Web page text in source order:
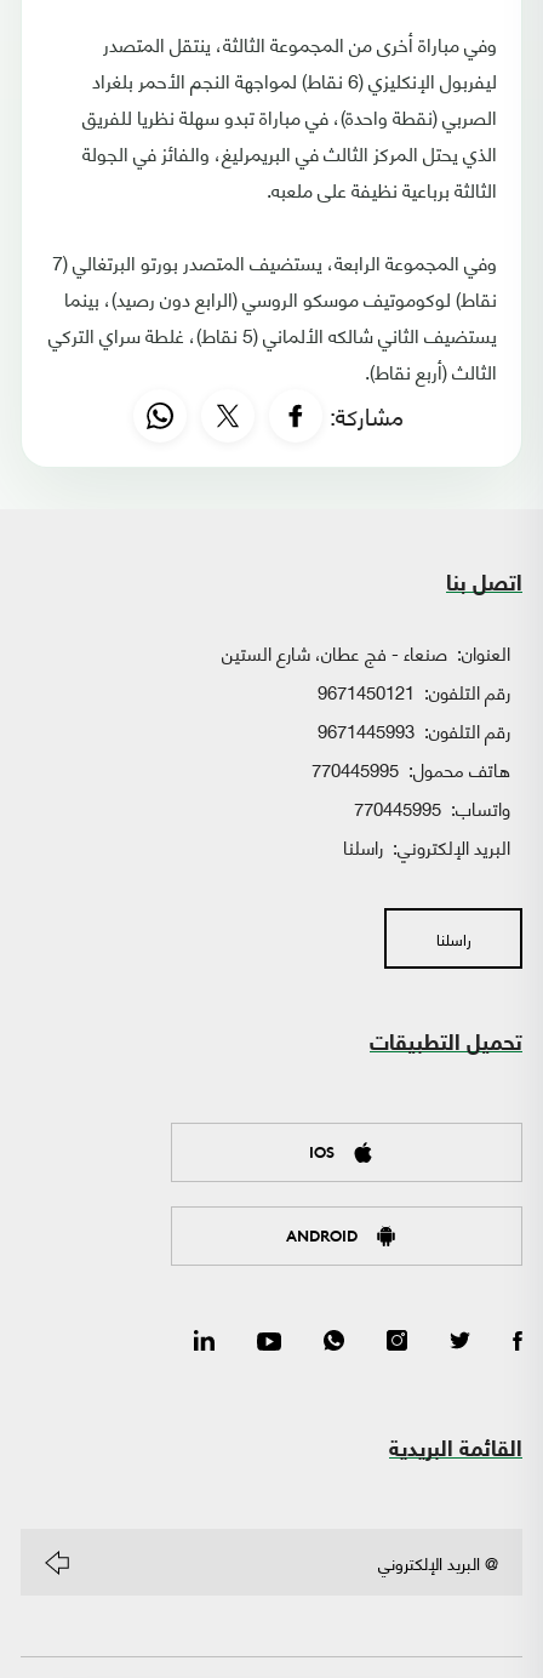
وفي مباراة أخرى من المجموعة الثالثة، ينتقل المتصدر
ليفربول الإنكليزي (6 نقاط) لمواجهة النجم الأحمر بلغراد
الصربي (نقطة واحدة)، في مباراة تبدو سهلة نظريا للفريق
الذي يحتل المركز الثالث في البريمرليغ، والفائز في الجولة
الثالثة برباعية نظيفة على ملعبه.
وفي المجموعة الرابعة، يستضيف المتصدر بورتو البرتغالي (7
نقاط) لوكوموتيف موسكو الروسي (الرابع دون رصيد)، بينما
يستضيف الثاني شالكه الألماني (5 نقاط)، غلطة سراي التركي
الثالث (أربع نقاط).
مشاركة:
اتصل بنا
العنوان: صنعاء - فج عطان، شارع الستين
رقم التلفون: 9671450121
رقم التلفون: 9671445993
هاتف محمول: 770445995
واتساب:
البريد الإلكتروني: راسلنا
راسلنا
تحميل التطبيقات
IOS
ANDROID
القائمة البريدية